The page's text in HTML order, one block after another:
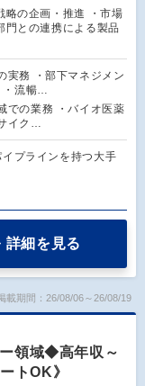
略の企画・推進 ・市場
門との連携による製品
実務 ・部下マネジメン
・流暢…
での業務 ・バイオ医薬
イク…
プラインを持つ大手
詳細を見る
載期間：26/08/06～26/08/19
領域◆高年収～
トOK》